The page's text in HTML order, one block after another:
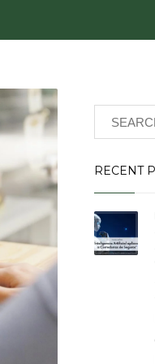
RECENT